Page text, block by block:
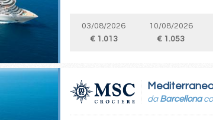
03/08/2026
€ 1.013
10/08/2026
€ 1.053
da Barcellona